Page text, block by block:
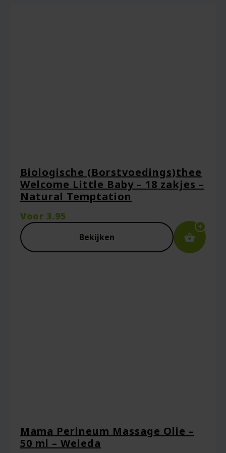
Mijn naam, e-mail en site opslaan in deze
Biologische (Borstvoedings)thee
Welcome Little Baby – 18 zakjes –
Natural Temptation
Voor 3.95
Bekijken
Mama Perineum Massage Olie –
50 ml – Weleda